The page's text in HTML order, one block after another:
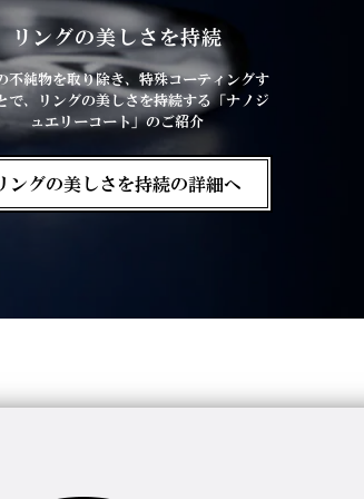
リングの美しさを持続
不純物を取り除き、特殊コーティングす
で、リングの美しさを持続する「ナノジ
ュエリーコート」のご紹介
ングの美しさを持続の詳細へ